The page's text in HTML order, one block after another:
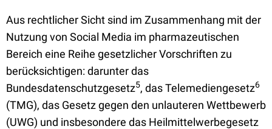
Aus rechtlicher Sicht sind im Zusammenhang mit der
Nutzung von Social Media im pharmazeutischen
Bereich eine Reihe gesetzlicher Vorschriften zu
berücksichtigen: darunter das
Bundesdatenschutzgesetz5, das Telemediengesetz6
(TMG), das Gesetz gegen den unlauteren Wettbewerb
(UWG) und insbesondere das Heilmittelwerbegesetz